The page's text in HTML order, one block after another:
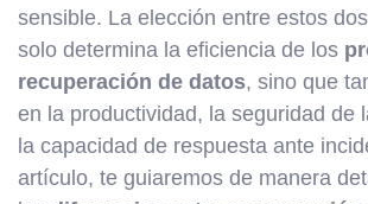
sensible. La elección entre estos
solo determina la eficiencia de los
recuperación de datos, sino que
en la productividad, la seguridad de
la capacidad de respuesta ante
artículo, te guiaremos de manera